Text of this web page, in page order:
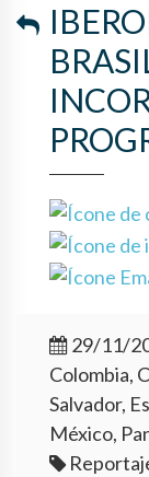
29/11/
Colombia,
Salvador,
México,